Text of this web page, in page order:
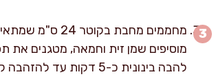
מחממים מחבת בקוטר
מוסיפים שמן זית וחמאה, מטגנים את
להבה בינונית כ-5 דקות עד להזהבה קלה.